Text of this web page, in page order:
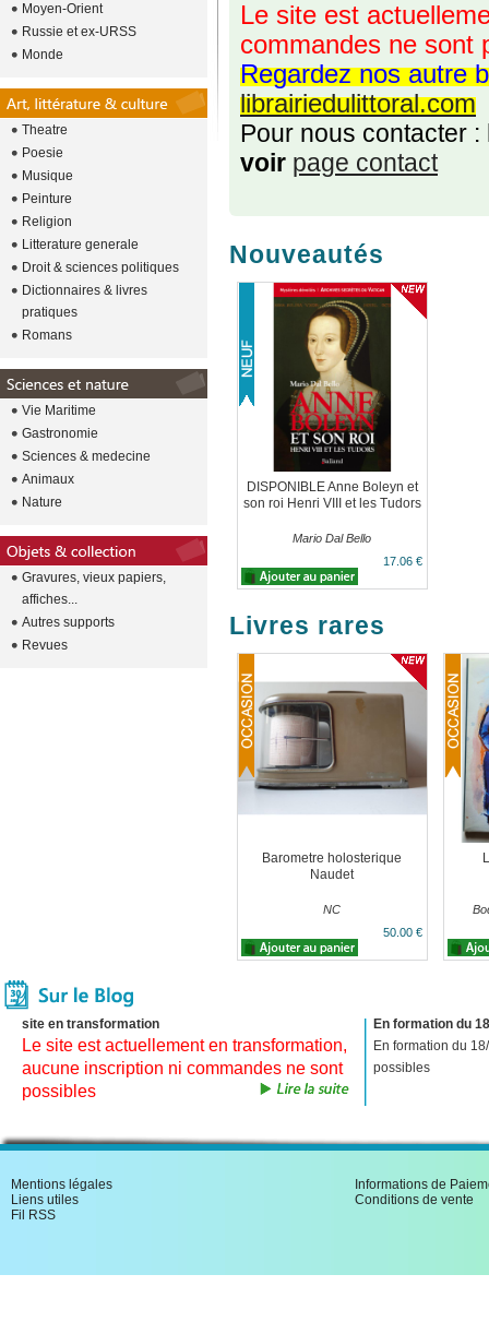
Le site est
commandes ne sont
Regardez nos autre
librairiedulittoral.com
Pour nous contacter :
voir page contact
Nouveautés
DISPONIBLE Anne Boleyn et
son roi Henri VIII et les Tudors
Mario Dal Bello
17.06 €
Livres rares
Barometre holosterique
Naudet
NC
50.00 €
Moyen-Orient
Russie et ex-URSS
Monde
Theatre
Poesie
Musique
Peinture
Religion
Litterature generale
Droit & sciences politiques
Dictionnaires & livres
pratiques
Romans
Vie Maritime
Gastronomie
Sciences & medecine
Animaux
Nature
Gravures, vieux papiers,
affiches...
Autres supports
Revues
site en transformation
Le site est actuellement en transformation,
aucune inscription ni commandes ne sont
possibles
En formation du
En formation du
possibles
Mentions légales
Liens utiles
Fil RSS
Informations de
Conditions de vente